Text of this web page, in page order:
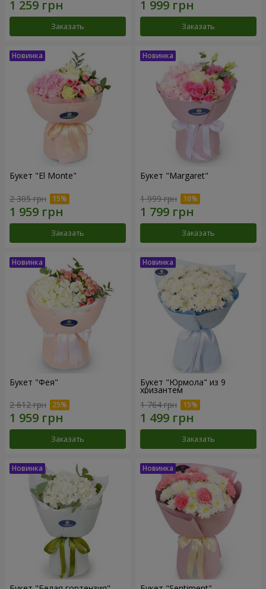
Заказать Заказать
Букет "El Monte"
2 305 грн
Заказать
Букет "Margaret"
1 999 грн
Заказать
Букет "Фея"
2 612 грн
Заказать
Букет "Юрмола" из 9
хризантем
1 764 грн
Заказать